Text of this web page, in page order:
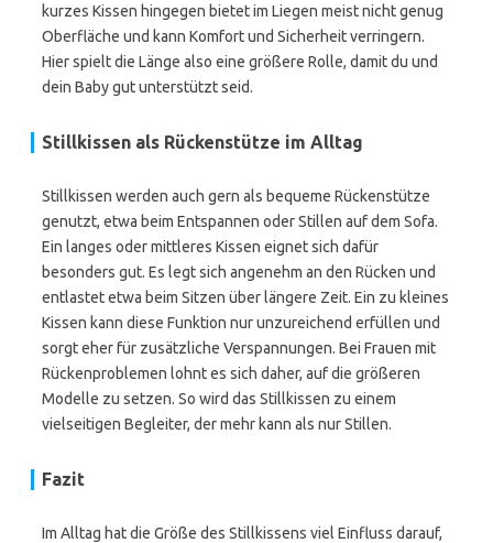
kurzes Kissen hingegen bietet im Liegen meist nicht genug
Oberfläche und kann Komfort und Sicherheit verringern.
Hier spielt die Länge also eine größere Rolle, damit du und
dein Baby gut unterstützt seid.
Stillkissen als Rückenstütze im Alltag
Stillkissen werden auch gern als bequeme Rückenstütze
genutzt, etwa beim Entspannen oder Stillen auf dem Sofa.
Ein langes oder mittleres Kissen eignet sich dafür
besonders gut. Es legt sich angenehm an den Rücken und
entlastet etwa beim Sitzen über längere Zeit. Ein zu kleines
Kissen kann diese Funktion nur unzureichend erfüllen und
sorgt eher für zusätzliche Verspannungen. Bei Frauen mit
Rückenproblemen lohnt es sich daher, auf die größeren
Modelle zu setzen. So wird das Stillkissen zu einem
vielseitigen Begleiter, der mehr kann als nur Stillen.
Fazit
Im Alltag hat die Größe des Stillkissens viel Einfluss darauf,